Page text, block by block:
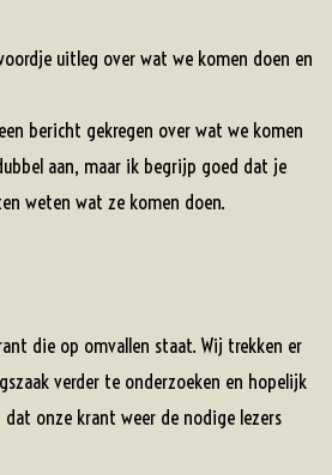
uitleg over wat we komen doen en
bericht gekregen over wat we komen
aan, maar ik begrijp goed dat je
weten wat ze komen doen.
die op omvallen staat. Wij trekken er
verder te onderzoeken en hopelijk
onze krant weer de nodige lezers